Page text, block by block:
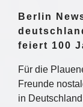
Berlin
feiert 100
Für die
Freunde
in